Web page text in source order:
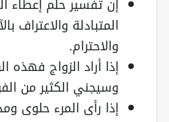
إن تفسير حلم إعطاء
المتبادلة والاعتراف
والاحترام.
إذا أراد الزواج
وسيجني الكثير من
إذا رأى المرء حلوى